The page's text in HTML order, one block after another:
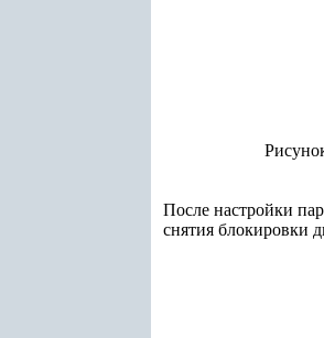
После настройки
снятия блокировки